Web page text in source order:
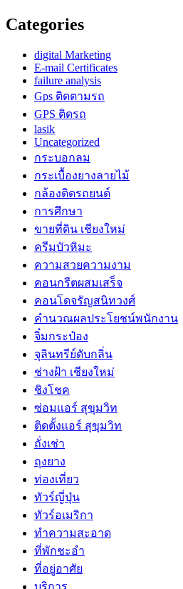
Categories
digital Marketing
E-mail Certificates
failure analysis
Gps ติดตามรถ
GPS ติดรถ
lasik
Uncategorized
กระบอกลม
กระเบื้องยางลายไม้
กล้องติดรถยนต์
การศึกษา
ขายที่ดิน เชียงใหม่
ครีมบัวหิมะ
ความสวยความงาม
คอนกรีตผสมเสร็จ
คอนโดจรัญสนิทวงศ์
คำนวณผลประโยชน์พนักงาน
จิ๋มกระป๋อง
จุลินทรีย์ดับกลิ่น
ช่างฝ้า เชียงใหม่
ชิงโชค
ซ่อมเเอร์ สุขุมวิท
ติดตั้งเเอร์ สุขุมวิท
ถั่งเช่า
ถุงยาง
ท่องเที่ยว
ทัวร์ญี่ปุ่น
ทัวร์อเมริกา
ทำความสะอาด
ที่พักชะอำ
ที่อยู่อาศัย
บริการ